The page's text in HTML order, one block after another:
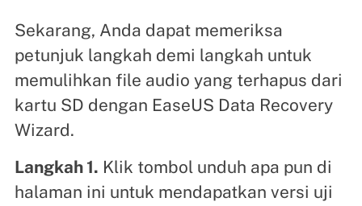
Sekarang, Anda dapat memeriksa
petunjuk langkah demi langkah untuk
memulihkan file audio yang terhapus dari
kartu SD dengan EaseUS Data Recovery
Wizard.
Langkah 1. Klik tombol unduh apa pun di
halaman ini untuk mendapatkan versi uji